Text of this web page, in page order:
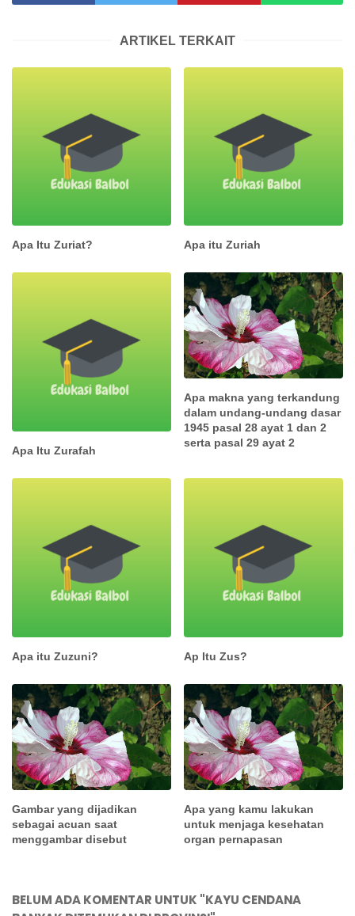
ARTIKEL TERKAIT
Apa Itu Zuriat? Apa itu Zuriah
Apa Itu Zurafah
Apa makna yang terkandung
dalam undang-undang dasar
1945 pasal 28 ayat 1 dan 2
serta pasal 29 ayat 2
Apa itu Zuzuni? Ap Itu Zus?
Gambar yang dijadikan
sebagai acuan saat
menggambar disebut
Apa yang kamu lakukan
untuk menjaga kesehatan
organ pernapasan
BELUM ADA KOMENTAR UNTUK "KAYU CENDANA